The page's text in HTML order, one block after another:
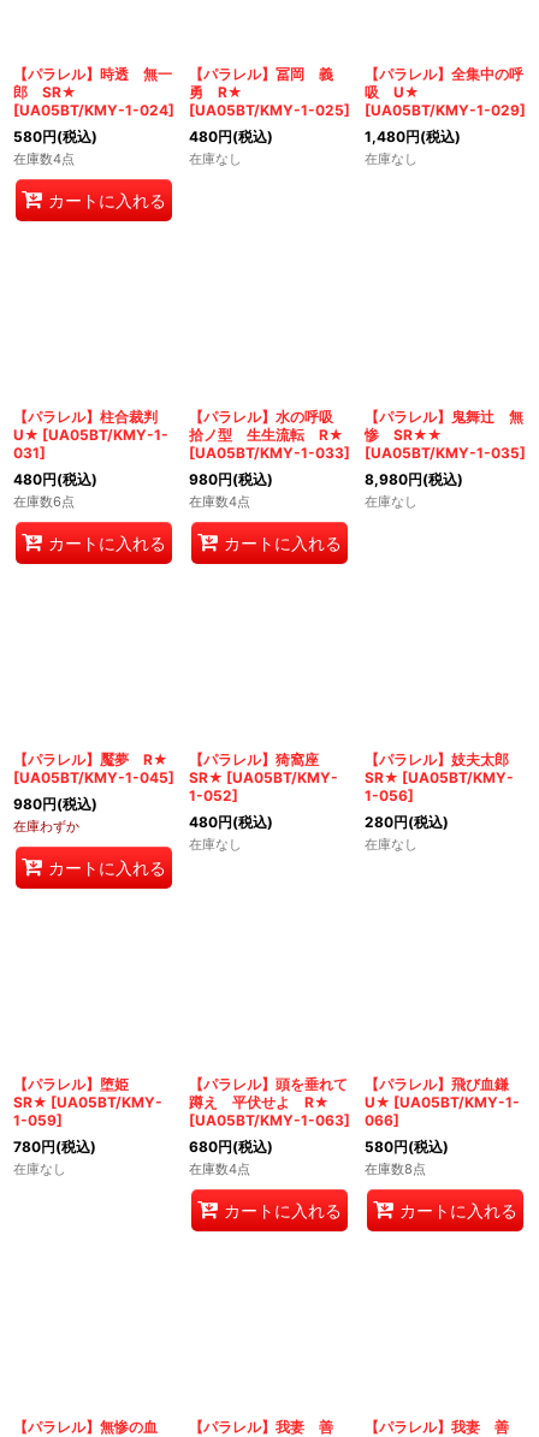
【パラレル】時透 無一
郎 SR★
[UA05BT/KMY-1-024]
580円(税込)
在庫数4点
カートに入れる
【パラレル】冨岡 義
勇 R★
[UA05BT/KMY-1-025]
480円(税込)
在庫なし
【パラレル】全集中の呼
吸 U★
[UA05BT/KMY-1-029]
1,480円(税込)
在庫なし
【パラレル】柱合裁判
U★ [UA05BT/KMY-1-
031]
480円(税込)
在庫数6点
カートに入れる
【パラレル】水の呼吸
拾ノ型 生生流転 R★
[UA05BT/KMY-1-033]
980円(税込)
在庫数4点
カートに入れる
【パラレル】鬼舞辻 無
惨 SR★★
[UA05BT/KMY-1-035]
8,980円(税込)
在庫なし
【パラレル】魘夢 R★
[UA05BT/KMY-1-045]
980円(税込)
在庫わずか
カートに入れる
【パラレル】猗窩座
SR★ [UA05BT/KMY-
1-052]
480円(税込)
在庫なし
【パラレル】妓夫太郎
SR★ [UA05BT/KMY-
1-056]
280円(税込)
在庫なし
【パラレル】堕姫
SR★ [UA05BT/KMY-
1-059]
780円(税込)
在庫なし
【パラレル】頭を垂れて
蹲え 平伏せよ R★
[UA05BT/KMY-1-063]
680円(税込)
在庫数4点
カートに入れる
【パラレル】飛び血鎌
U★ [UA05BT/KMY-1-
066]
580円(税込)
在庫数8点
カートに入れる
【パラレル】無惨の血
【パラレル】我妻 善
【パラレル】我妻 善